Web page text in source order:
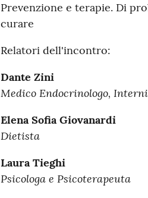
Prevenzione e terapie. Di
curare
Relatori dell'incontro:
Dante Zini
Medico Endocrinologo,
Elena Sofia Giovanardi
Dietista
Laura Tieghi
Psicologa e Psicoterapeuta